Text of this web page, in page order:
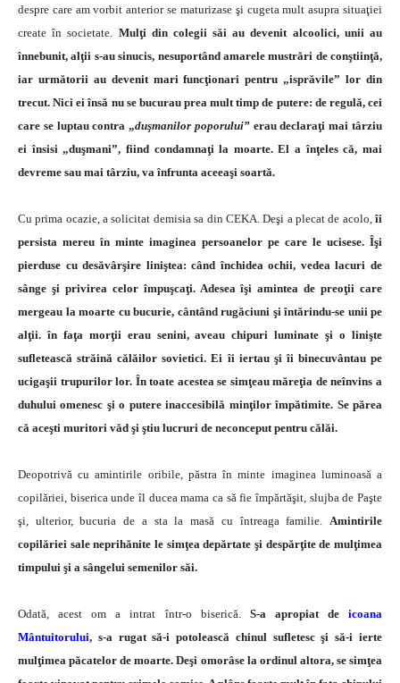
despre care am vorbit anterior se maturizase şi cugeta mult asupra situaţiei
create în societate. Mulţi din colegii săi au devenit alcoolici, unii au
înnebunit, alţii s-au sinucis, nesuportând amarele mustrări de conştiin­ţă,
iar următorii au devenit mari funcţionari pentru „is­prăvile” lor din
trecut.Nici ei însă nu se bucurau prea mult timp de putere: de regulă, cei
care se luptau con­tra „duşmanilor poporului” erau declaraţi mai târziu
ei însisi „duşmani”, fiind condamnaţi la moarte. El a înţeles că, mai
devreme sau mai târziu, va înfrunta ace­eaşi soartă.
Cu prima ocazie, a solicitat demisia sa din CEKA. Deşi a plecat de acolo, îi
persista mereu în minte imaginea persoanelor pe care le ucisese. Îşi
pierduse cu de­săvârşire liniştea: când închidea ochii, vedea lacuri de
sânge şi privirea celor împuşcaţi. Adesea îşi amintea de preoţii care
mergeau la moarte cu bucurie, cântând ru­găciuni şi întărindu-se unii pe
alţii. în faţa morţii erau senini, aveau chipuri luminate şi o linişte
sufletească străină călăilor sovietici.Ei îi iertau şi îi binecuvântau pe
ucigaşii trupurilor lor. În toate acestea se simţeau mă­reţia de neînvins a
duhului omenesc şi o putere inaccesi­bilă minţilor împătimite. Se părea
că aceşti muritori văd şi ştiu lucruri de neconceput pentru călăi.
Deopotrivă cu amintirile oribile, păstra în minte imaginea luminoasă a
copilăriei, biserica unde îl ducea mama ca să fie împărtăşit, slujba de Paşte
şi, ulterior, bucuria de a sta la masă cu întreaga familie. Amintirile
copilăriei sale neprihănite le simţea depărtate şi despăr­ţite de mulţimea
timpului şi a sângelui semenilor săi.
Odată, acest om a intrat într-o biserică.S-a apropiat deicoana
Mântuitorului, s-a rugat să-i potolească chi­nul sufletesc şi să-i ierte
mulţimea păcatelor de moarte. Deşi omorâse la ordinul altora, se simţea